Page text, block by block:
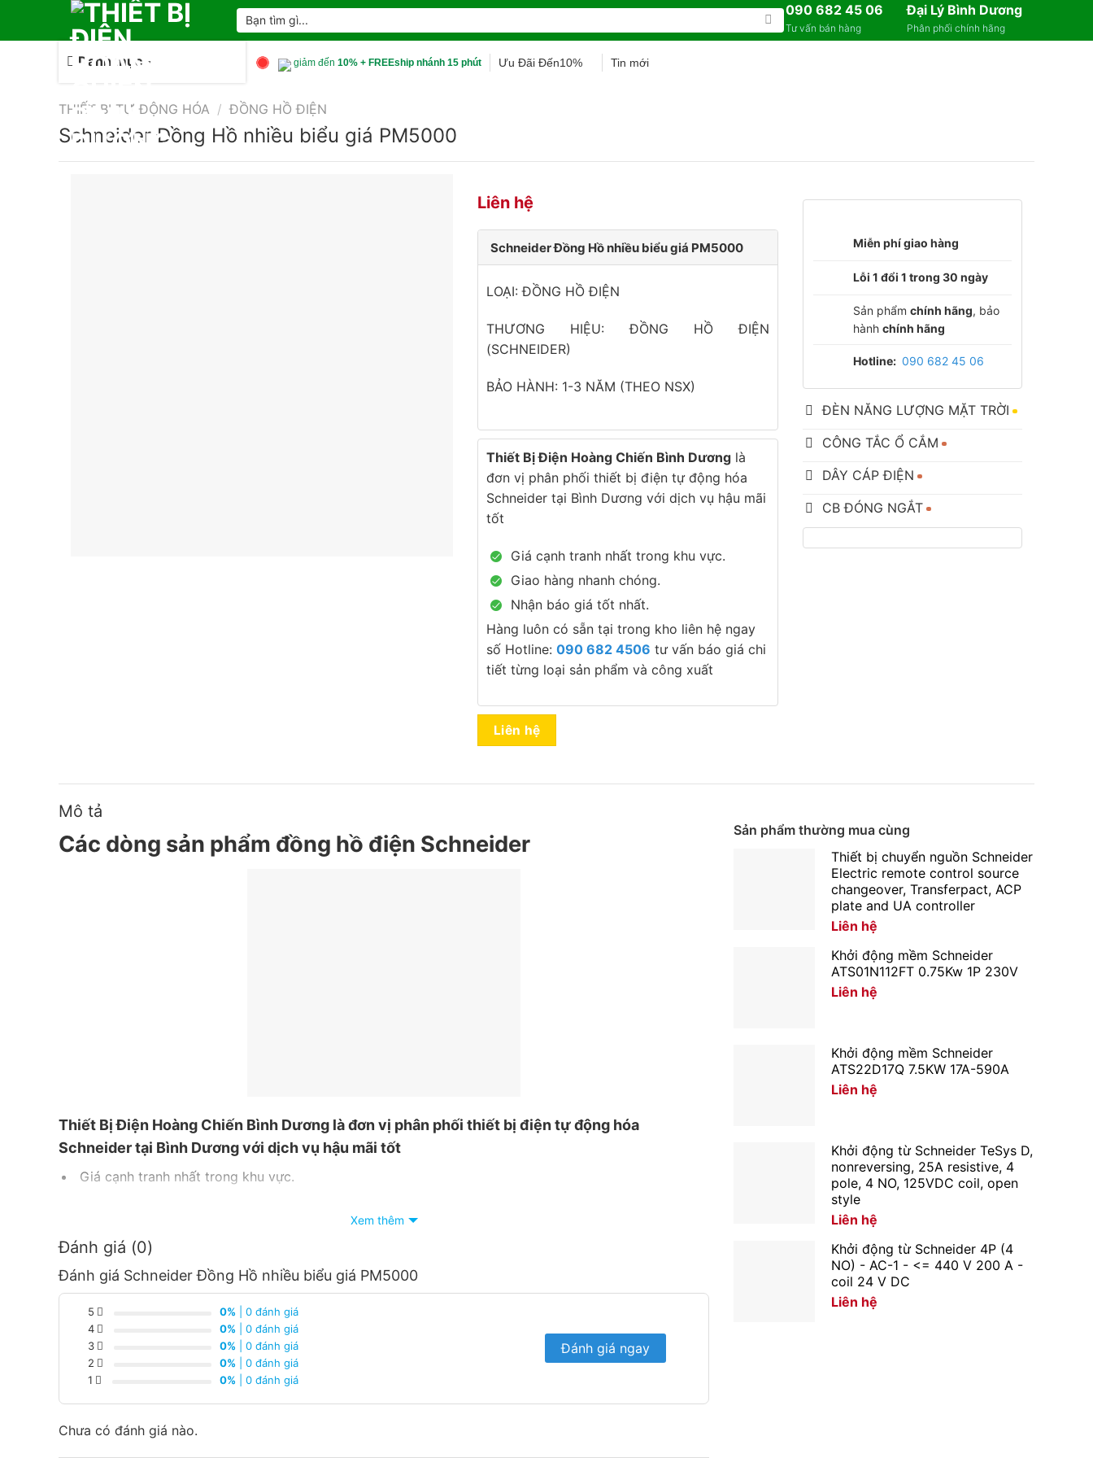
Tìm
kiếm:
090 682 45 06
Tư vấn bán hàng
Đại Lý Bình Dương
Phân phối chính hãng
Danh mục giảm đến 10% + FREEship nhánh 15 phút Ưu Đãi Đến10% Tin mới
THIẾT BỊ TỰ ĐỘNG HÓA / ĐỒNG HỒ ĐIỆN
Schneider Đồng Hồ nhiều biểu giá PM5000
Liên hệ
Schneider Đồng Hồ nhiều biểu giá PM5000
LOẠI: ĐỒNG HỒ ĐIỆN
THƯƠNG HIỆU: ĐỒNG HỒ ĐIỆN
(SCHNEIDER)
BẢO HÀNH: 1-3 NĂM (THEO NSX)
Thiết Bị Điện Hoàng Chiến Bình Dương là
đơn vị phân phối thiết bị điện tự động hóa
Schneider tại Bình Dương với dịch vụ hậu mãi
tốt
Giá cạnh tranh nhất trong khu vực.
Giao hàng nhanh chóng.
Nhận báo giá tốt nhất.
Hàng luôn có sẵn tại trong kho liên hệ ngay
số Hotline: 090 682 4506 tư vấn báo giá chi
tiết từng loại sản phẩm và công xuất
Liên hệ
Miễn phí giao hàng
Lỗi 1 đổi 1 trong 30 ngày
Sản phẩm chính hãng, bảo
hành chính hãng
Hotline: 090 682 45 06
ĐÈN NĂNG LƯỢNG MẶT TRỜI
CÔNG TẮC Ổ CẮM
DÂY CÁP ĐIỆN
CB ĐÓNG NGẮT
Mô tả
Các dòng sản phẩm đồng hồ điện Schneider
Thiết Bị Điện Hoàng Chiến Bình Dương là đơn vị phân phối thiết bị điện tự động hóa
Schneider tại Bình Dương với dịch vụ hậu mãi tốt
Giá cạnh tranh nhất trong khu vực.
Nhận báo giá tốt nhất.
Hàng luôn có sẵn tại trong kho liên hệ ngay số Hotline:090 682 4506tư vấn báo giá chi tiết
từng loại sản phẩm và công xuất
Xem thêm
Đánh giá (0)
Đánh giá Schneider Đồng Hồ nhiều biểu giá PM5000
5 0% | 0 đánh giá
4
0% | 0 đánh giá
3
0% | 0 đánh giá
2
0% | 0 đánh giá
1
0% | 0 đánh giá
Đánh giá ngay
Chưa có đánh giá nào.
Sản phẩm thường mua cùng
Thiết bị chuyển nguồn Schneider
Electric remote control source
changeover, Transferpact, ACP
plate and UA controller
Liên hệ
Khởi động mềm Schneider
ATS01N112FT 0.75Kw 1P 230V
Liên hệ
Khởi động mềm Schneider
ATS22D17Q 7.5KW 17A-590A
Liên hệ
Khởi động từ Schneider TeSys D,
nonreversing, 25A resistive, 4
pole, 4 NO, 125VDC coil, open
style
Liên hệ
Khởi động từ Schneider 4P (4
NO) - AC-1 - <= 440 V 200 A -
coil 24 V DC
Liên hệ